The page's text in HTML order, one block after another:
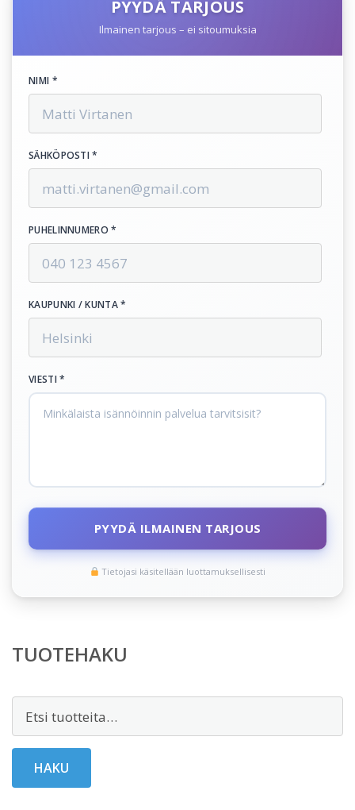
PYYDÄ TARJOUS
Ilmainen tarjous – ei sitoumuksia
NIMI *
SÄHKÖPOSTI *
PUHELINNUMERO *
KAUPUNKI / KUNTA *
VIESTI *
PYYDÄ ILMAINEN TARJOUS
Tietojasi käsitellään luottamuksellisesti
TUOTEHAKU
HAKU